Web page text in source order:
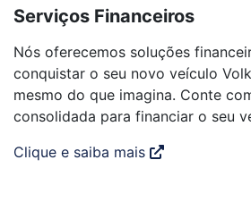
Serviços Financeiros
Nós oferecemos soluções
conquistar o seu novo veículo
mesmo do que imagina. Conte
consolidada para financiar o seu
Clique e saiba mais